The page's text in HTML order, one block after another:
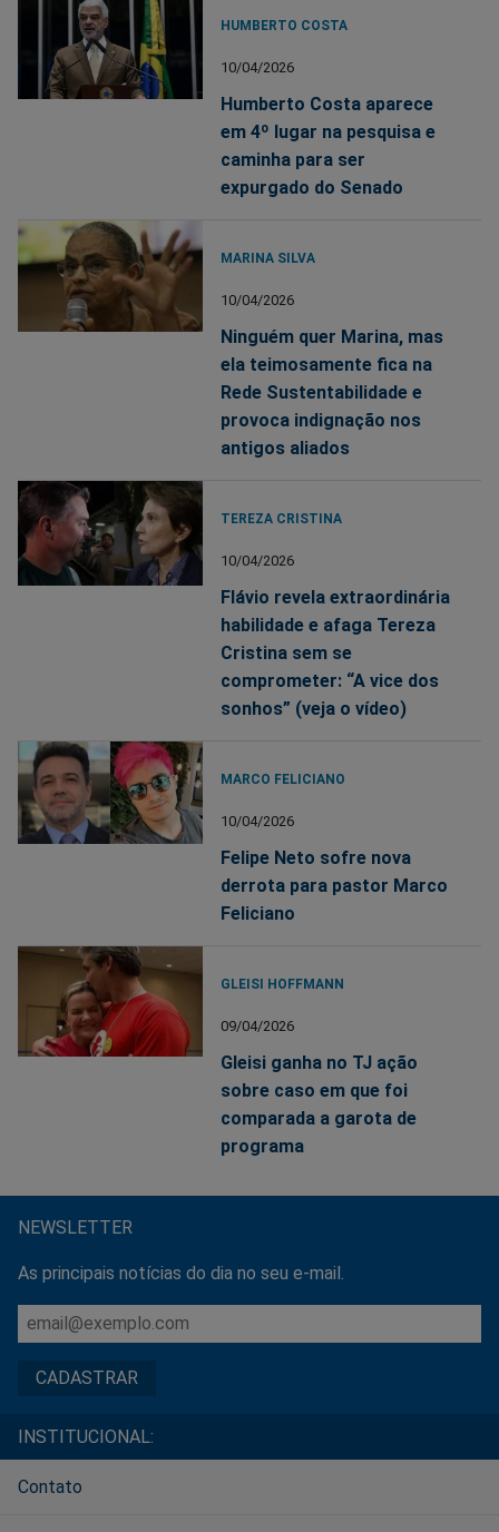
HUMBERTO COSTA
10/04/2026
Humberto Costa aparece
em 4º lugar na pesquisa e
caminha para ser
expurgado do Senado
MARINA SILVA
10/04/2026
Ninguém quer Marina, mas
ela teimosamente fica na
Rede Sustentabilidade e
provoca indignação nos
antigos aliados
TEREZA CRISTINA
10/04/2026
Flávio revela extraordinária
habilidade e afaga Tereza
Cristina sem se
comprometer: “A vice dos
sonhos” (veja o vídeo)
MARCO FELICIANO
10/04/2026
Felipe Neto sofre nova
derrota para pastor Marco
Feliciano
GLEISI HOFFMANN
09/04/2026
Gleisi ganha no TJ ação
sobre caso em que foi
comparada a garota de
programa
NEWSLETTER
As principais notícias do dia no seu e-mail.
INSTITUCIONAL:
Contato